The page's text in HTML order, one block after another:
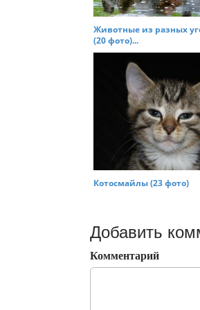
Животные из разных
(20 фото)...
Котосмайлы (23 фото)
Добавить
Комментарий